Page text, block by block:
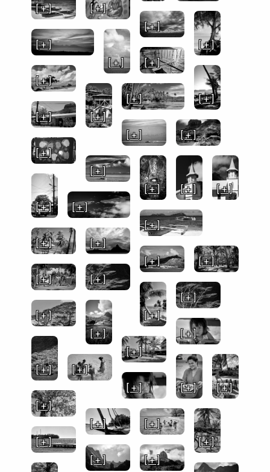
[ + ]
[ + ]
[ + ]
[ + ]
[ + ]
[ + ]
[ + ]
[ + ]
[ + ]
[ + ]
[ + ]
[ + ]
[ + ]
[ + ]
[ + ]
[ + ]
[ + ]
[ + ]
[ + ]
[ + ]
[ + ]
[ + ]
[ + ]
[ + ]
[ + ]
[ + ]
[ + ]
[ + ]
[ + ]
[ + ]
[ + ]
[ + ]
[ + ]
[ + ]
[ + ]
[ + ]
[ + ]
[ + ]
[ + ]
[ + ]
[ + ]
[ + ]
[ + ]
[ + ]
[ + ]
[ + ]